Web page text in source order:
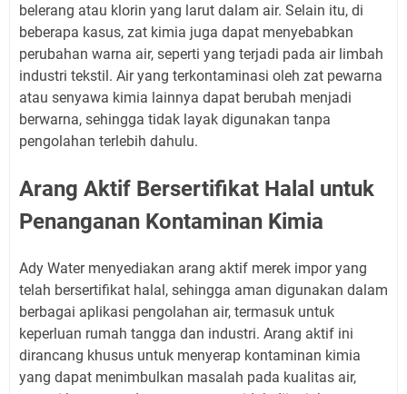
belerang atau klorin yang larut dalam air. Selain itu, di
beberapa kasus, zat kimia juga dapat menyebabkan
perubahan warna air, seperti yang terjadi pada air limbah
industri tekstil. Air yang terkontaminasi oleh zat pewarna
atau senyawa kimia lainnya dapat berubah menjadi
berwarna, sehingga tidak layak digunakan tanpa
pengolahan terlebih dahulu.
Arang Aktif Bersertifikat Halal untuk
Penanganan Kontaminan Kimia
Ady Water menyediakan arang aktif merek impor yang
telah bersertifikat halal, sehingga aman digunakan dalam
berbagai aplikasi pengolahan air, termasuk untuk
keperluan rumah tangga dan industri. Arang aktif ini
dirancang khusus untuk menyerap kontaminan kimia
yang dapat menimbulkan masalah pada kualitas air,